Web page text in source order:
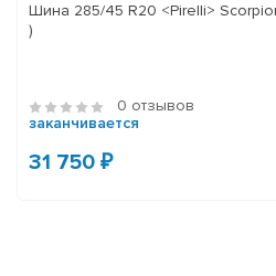
Шина 285/45 R20 <Pirelli>
)
0 отзывов
заканчивается
31 750 ₽